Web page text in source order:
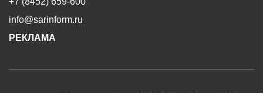
info@sarinform.ru
РЕКЛАМА